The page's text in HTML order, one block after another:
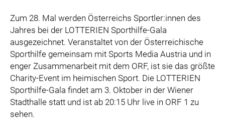
Zum 28. Mal werden Österreichs Sportler:innen des
Jahres bei der LOTTERIEN Sporthilfe-Gala
ausgezeichnet. Veranstaltet von der Österreichische
Sporthilfe gemeinsam mit Sports Media Austria und in
enger Zusammenarbeit mit dem ORF, ist sie das größte
Charity-Event im heimischen Sport. Die LOTTERIEN
Sporthilfe-Gala findet am 3. Oktober in der Wiener
Stadthalle statt und ist ab 20:15 Uhr live in ORF 1 zu
sehen.